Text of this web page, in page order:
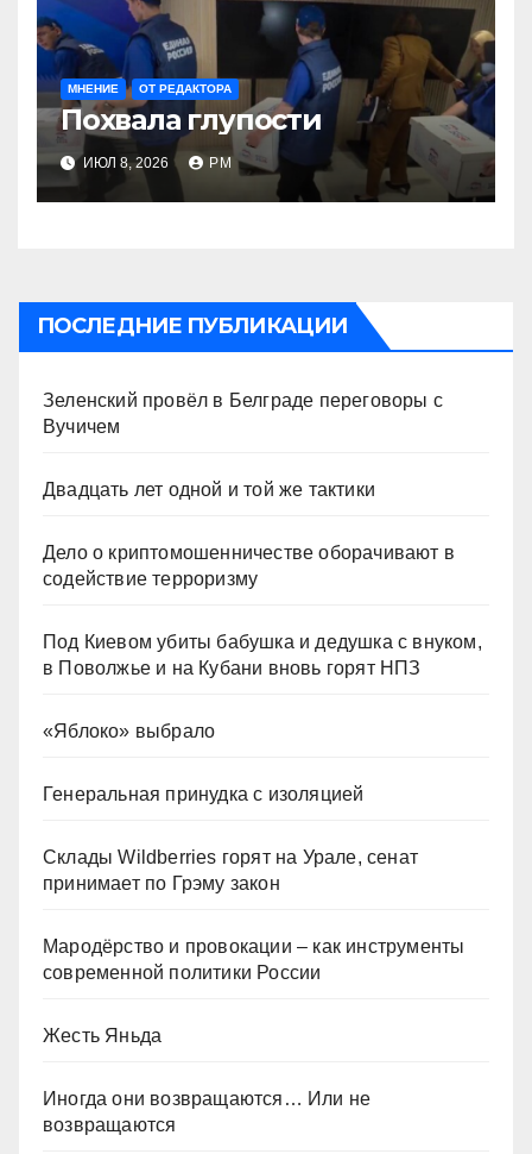
МНЕНИЕ ОТ РЕДАКТОРА
Похвала глупости
ИЮЛ 8, 2026 РМ
ПОСЛЕДНИЕ ПУБЛИКАЦИИ
Зеленский провёл в Белграде переговоры с
Вучичем
Двадцать лет одной и той же тактики
Дело о криптомошенничестве оборачивают в
содействие терроризму
Под Киевом убиты бабушка и дедушка с внуком,
в Поволжье и на Кубани вновь горят НПЗ
«Яблоко» выбрало
Генеральная принудка с изоляцией
Склады Wildberries горят на Урале, сенат
принимает по Грэму закон
Мародёрство и провокации – как инструменты
современной политики России
Жесть Яньда
Иногда они возвращаются… Или не
возвращаются